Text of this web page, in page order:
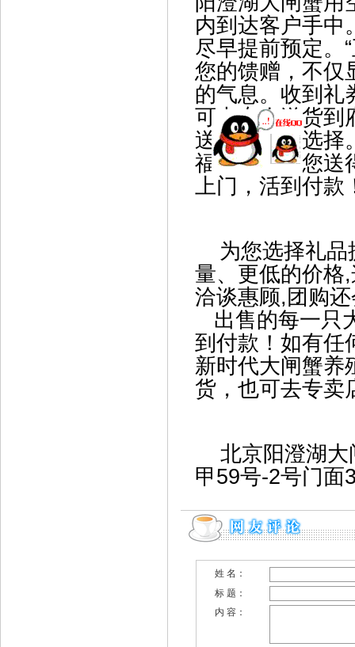
内到达客户手中
尽早提前预定。
您的馈赠，不仅
的气息。收到礼
可由专人送货到
送礼的上佳选择
福，定能让您送
上门，活到
为您选择礼
量、更低的价格
洽谈惠顾,团购
出售的每一只
到付款！如有任
新时代大闸蟹养
货，也可去专卖
北京阳澄湖
甲59号-2号门面
姓 名：
标 题：
内 容：